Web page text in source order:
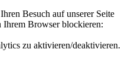
Besuch auf unserer Seite
Ihrem Browser blockieren:
zu aktivieren/deaktivieren.